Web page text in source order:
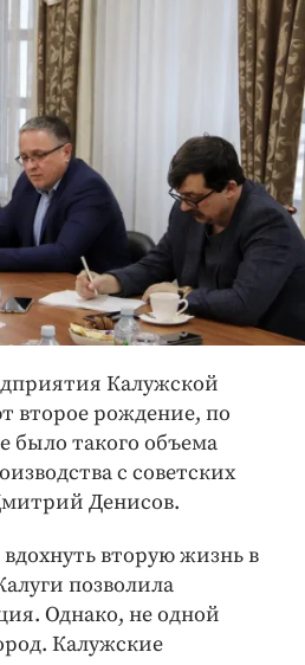
Калужской
второе рождение, по
было такого объема
с советских
Денисов.
вторую жизнь в
позволила
Однако, не одной
Калужские